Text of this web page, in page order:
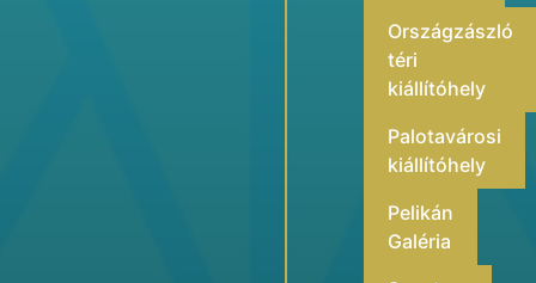
Országzászló
téri
kiállítóhely
Palotavárosi
kiállítóhely
Pelikán
Galéria